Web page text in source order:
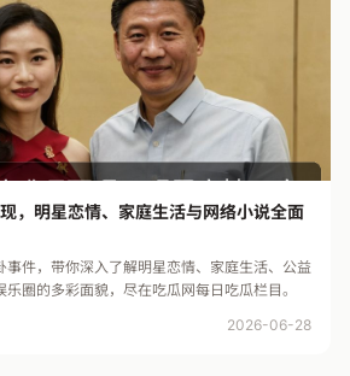
，明星恋情、家庭生活与网络小说全面
事件，带你深入了解明星恋情、家庭生活、公益
圈的多彩面貌，尽在吃瓜网每日吃瓜栏目。
2026-06-28